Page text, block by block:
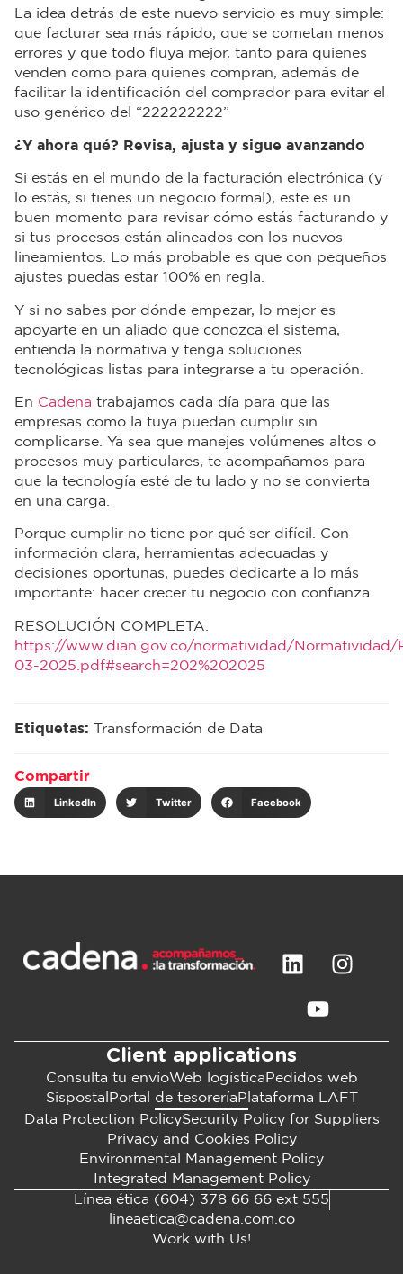
La idea detrás de este nuevo servicio es muy simple:
que facturar sea más rápido, que se cometan menos
errores y que todo fluya mejor, tanto para quienes
venden como para quienes compran, además de
facilitar la identificación del comprador para evitar el
uso genérico del “222222222”
¿Y ahora qué? Revisa, ajusta y sigue avanzando
Si estás en el mundo de la facturación electrónica (y
lo estás, si tienes un negocio formal), este es un
buen momento para revisar cómo estás facturando y
si tus procesos están alineados con los nuevos
lineamientos. Lo más probable es que con pequeños
ajustes puedas estar 100% en regla.
Y si no sabes por dónde empezar, lo mejor es
apoyarte en un aliado que conozca el sistema,
entienda la normativa y tenga soluciones
tecnológicas listas para integrarse a tu operación.
En Cadena trabajamos cada día para que las
empresas como la tuya puedan cumplir sin
complicarse. Ya sea que manejes volúmenes altos o
procesos muy particulares, te acompañamos para
que la tecnología esté de tu lado y no se convierta
en una carga.
Porque cumplir no tiene por qué ser difícil. Con
información clara, herramientas adecuadas y
decisiones oportunas, puedes dedicarte a lo más
importante: hacer crecer tu negocio con confianza.
RESOLUCIÓN COMPLETA:
https://www.dian.gov.co/normatividad/Normatividad/
03-2025.pdf#search=202%202025
Etiquetas: Transformación de Data
Compartir
LinkedIn Twitter Facebook
Client applications
Consulta tu envíoWeb logística Pedidos web
Sispostal Portal de tesorería Plataforma LAFT
Data Protection PolicySecurity Policy for Suppliers
Privacy and Cookies Policy
Environmental Management Policy
Integrated Management Policy
Línea ética (604) 378 66 66 ext 555
lineaetica@cadena.com.co
Work with Us!